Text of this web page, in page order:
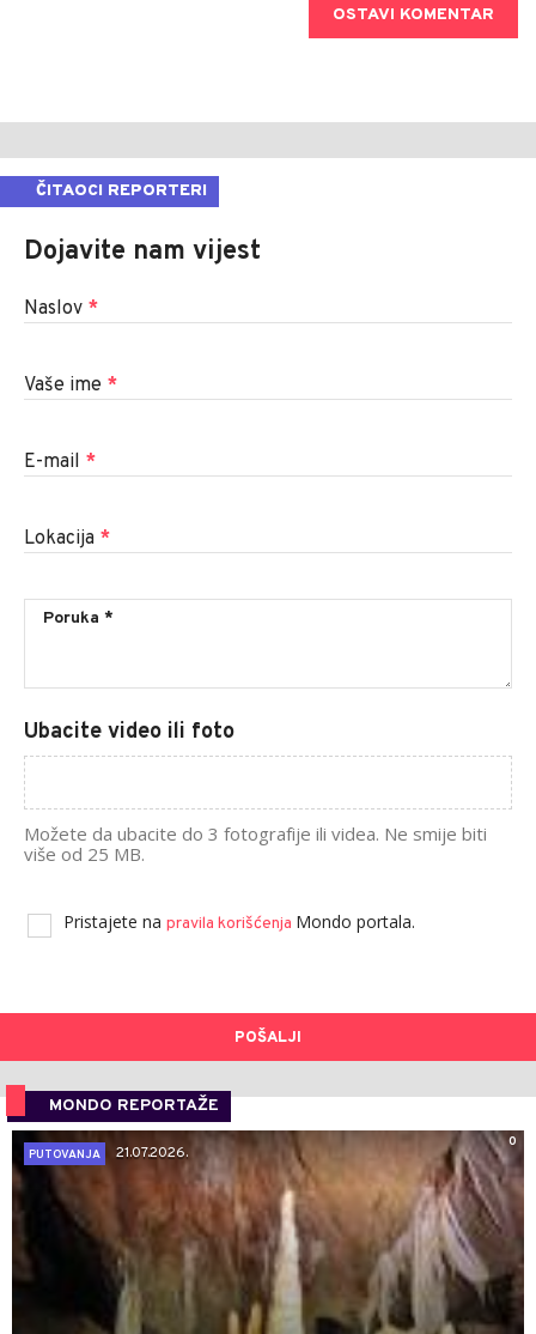
OSTAVI KOMENTAR
ČITAOCI REPORTERI
Dojavite nam vijest
Naslov *
Vaše ime *
E-mail *
Lokacija *
Ubacite video ili foto
Možete da ubacite do 3 fotografije ili videa. Ne smije biti
više od 25 MB.
Pristajete na pravila korišćenja Mondo portala.
POŠALJI
MONDO REPORTAŽE
0
PUTOVANJA
21.07.2026.